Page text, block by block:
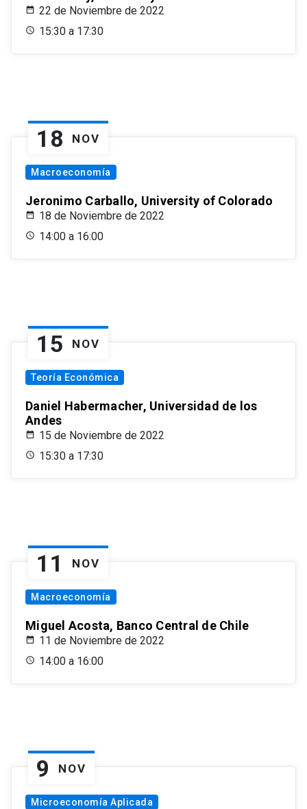
22 de Noviembre de 2022
15:30 a 17:30
18 NOV
Macroeconomía
Jeronimo Carballo, University of Colorado
18 de Noviembre de 2022
14:00 a 16:00
15 NOV
Teoría Económica
Daniel Habermacher, Universidad de los
Andes
15 de Noviembre de 2022
15:30 a 17:30
11 NOV
Macroeconomía
Miguel Acosta, Banco Central de Chile
11 de Noviembre de 2022
14:00 a 16:00
9 NOV
Microeconomía Aplicada